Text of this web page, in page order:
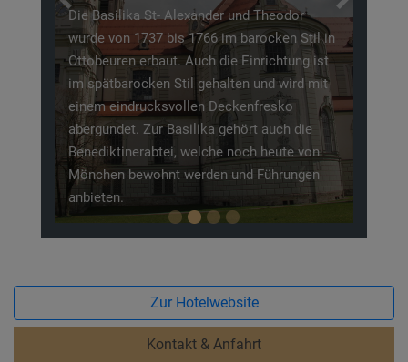
Die Basilika St- Alexander und Theodor
wurde von 1737 bis 1766 im barocken Stil in
Ottobeuren erbaut. Auch die Einrichtung ist
im spätbarocken Stil gehalten und wird mit
einem eindrucksvollen Deckenfresko
abergundet. Zur Basilika gehört auch die
Benediktinerabtei, welche noch heute von
Mönchen bewohnt werden und Führungen
anbieten.
Previous Next
Zur Hotelwebsite
Kontakt & Anfahrt